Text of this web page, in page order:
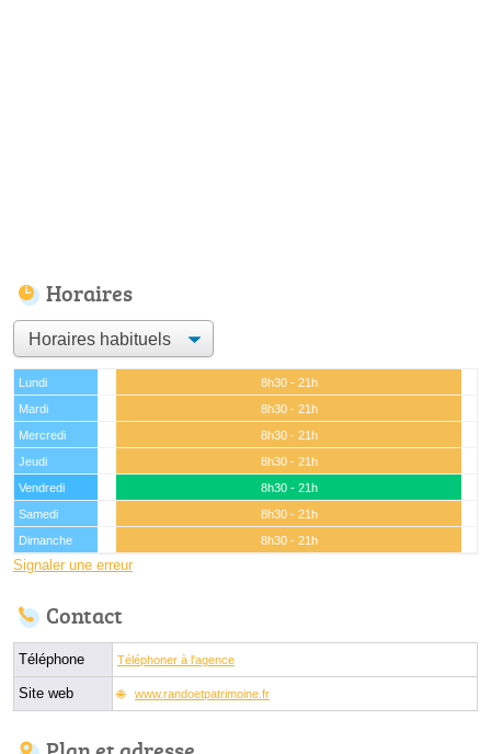
Horaires
Lundi
8h30 - 21h
Mardi
8h30 - 21h
Mercredi
8h30 - 21h
Jeudi
8h30 - 21h
Vendredi
8h30 - 21h
Samedi
8h30 - 21h
Dimanche
8h30 - 21h
Signaler une erreur
Contact
Téléphone Téléphoner à l'agence
Site web www.randoetpatrimoine.fr